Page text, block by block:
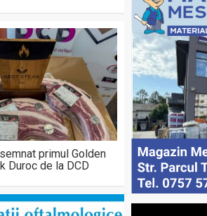
primul Golden
Duroc de la DCD